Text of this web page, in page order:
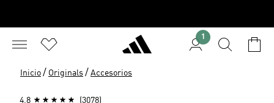
1
Inicio / Originals / Accesorios
4.8 (3078)